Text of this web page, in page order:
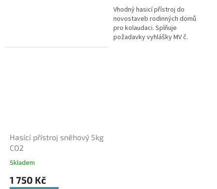
Vhodný hasicí přístroj do
novostaveb rodinných domů
pro kolaudaci. Splňuje
požadavky vyhlášky MV č.
Hasící přístroj sněhový 5kg
CO2
Skladem
1 750 Kč